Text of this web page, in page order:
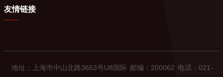
友情链接
地址：上海市中山北路3663号U8国际 邮编：200062 电话：021-